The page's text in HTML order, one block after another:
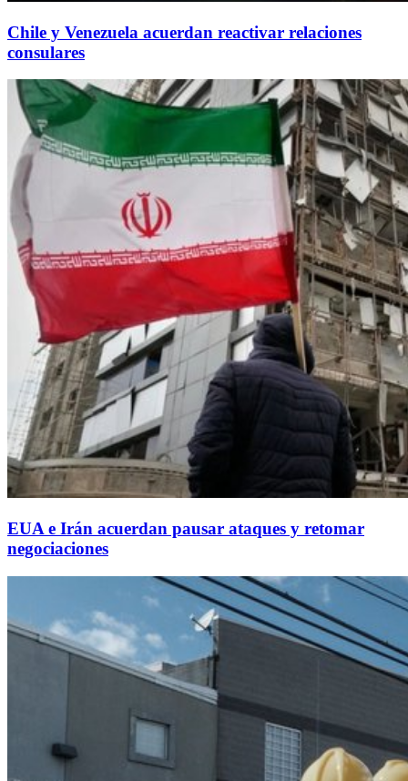
Chile y Venezuela acuerdan reactivar relaciones
consulares
EUA e Irán acuerdan pausar ataques y retomar
negociaciones